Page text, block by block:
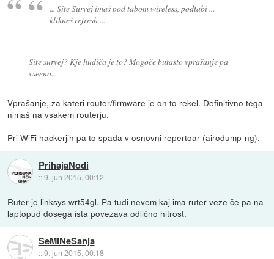
... Site Survej imaš pod tabom wireless, podtabi ...
klikneš refresh ...
Site survej? Kje hudiča je to? Mogoče butasto vprašanje pa
vseeno...
Vprašanje, za kateri router/firmware je on to rekel. Definitivno tega
nimaš na vsakem routerju.
Pri WiFi hackerjih pa to spada v osnovni repertoar (airodump-ng).
PrihajaNodi
::9. jun 2015, 00:12
Ruter je linksys wrt54gl. Pa tudi nevem kaj ima ruter veze če pa na
laptopud dosega ista povezava odlično hitrost.
SeMiNeSanja
::9. jun 2015, 00:18